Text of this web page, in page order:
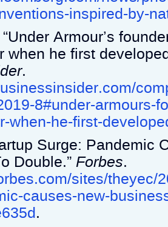
inspired-by-
Armour’s
when he first
.
8#under-armours-
when-he-first-
Surge: Pandemic
Double.” Forbes.
sites/theyec/
causes-new-
.